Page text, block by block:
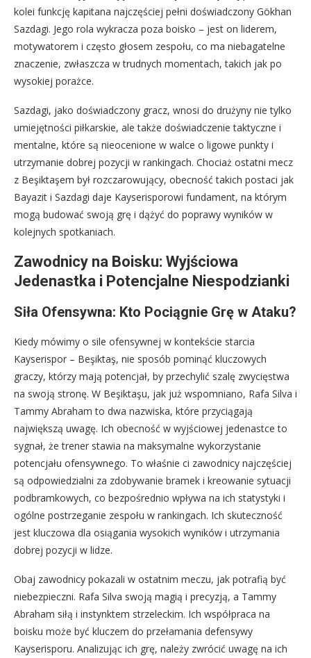
kolei funkcję kapitana najczęściej pełni doświadczony Gökhan
Sazdagi. Jego rola wykracza poza boisko – jest on liderem,
motywatorem i często głosem zespołu, co ma niebagatelne
znaczenie, zwłaszcza w trudnych momentach, takich jak po
wysokiej porażce.
Sazdagi, jako doświadczony gracz, wnosi do drużyny nie tylko
umiejętności piłkarskie, ale także doświadczenie taktyczne i
mentalne, które są nieocenione w walce o ligowe punkty i
utrzymanie dobrej pozycji w rankingach. Chociaż ostatni mecz
z Beşiktaşem był rozczarowujący, obecność takich postaci jak
Bayazit i Sazdagi daje Kayserisporowi fundament, na którym
mogą budować swoją grę i dążyć do poprawy wyników w
kolejnych spotkaniach.
Zawodnicy na Boisku: Wyjściowa
Jedenastka i Potencjalne Niespodzianki
Siła Ofensywna: Kto Pociągnie Grę w Ataku?
Kiedy mówimy o sile ofensywnej w kontekście starcia
Kayserispor – Beşiktaş, nie sposób pominąć kluczowych
graczy, którzy mają potencjał, by przechylić szalę zwycięstwa
na swoją stronę. W Beşiktaşu, jak już wspomniano, Rafa Silva i
Tammy Abraham to dwa nazwiska, które przyciągają
największą uwagę. Ich obecność w wyjściowej jedenastce to
sygnał, że trener stawia na maksymalne wykorzystanie
potencjału ofensywnego. To właśnie ci zawodnicy najczęściej
są odpowiedzialni za zdobywanie bramek i kreowanie sytuacji
podbramkowych, co bezpośrednio wpływa na ich statystyki i
ogólne postrzeganie zespołu w rankingach. Ich skuteczność
jest kluczowa dla osiągania wysokich wyników i utrzymania
dobrej pozycji w lidze.
Obaj zawodnicy pokazali w ostatnim meczu, jak potrafią być
niebezpieczni. Rafa Silva swoją magią i precyzją, a Tammy
Abraham siłą i instynktem strzeleckim. Ich współpraca na
boisku może być kluczem do przełamania defensywy
Kayserisporu. Analizując ich grę, należy zwrócić uwagę na ich